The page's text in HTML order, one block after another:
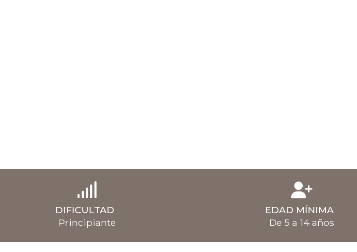
DIFICULTAD
Principiante
EDAD MÍNIMA
De 5 a 14 años